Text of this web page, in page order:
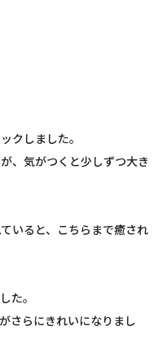
クしました。
、気がつくと少しずつ大き
いると、こちらまで癒され
た。
さらにきれいになりまし